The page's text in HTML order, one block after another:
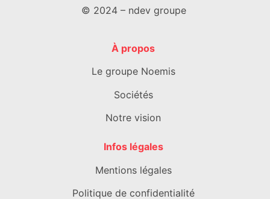
© 2024 – ndev groupe
À propos
Le groupe Noemis
Sociétés
Notre vision
Infos légales
Mentions légales
Politique de confidentialité